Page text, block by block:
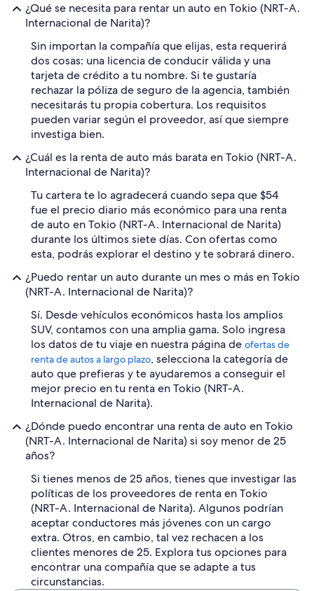
¿Qué se necesita para rentar un auto en Tokio (NRT-A.
Internacional de Narita)?
Sin importan la compañía que elijas, esta requerirá
dos cosas: una licencia de conducir válida y una
tarjeta de crédito a tu nombre. Si te gustaría
rechazar la póliza de seguro de la agencia, también
necesitarás tu propia cobertura. Los requisitos
pueden variar según el proveedor, así que siempre
investiga bien.
¿Cuál es la renta de auto más barata en Tokio (NRT-A.
Internacional de Narita)?
Tu cartera te lo agradecerá cuando sepa que $54
fue el precio diario más económico para una renta
de auto en Tokio (NRT-A. Internacional de Narita)
durante los últimos siete días. Con ofertas como
esta, podrás explorar el destino y te sobrará dinero.
¿Puedo rentar un auto durante un mes o más en Tokio
(NRT-A. Internacional de Narita)?
Sí. Desde vehículos económicos hasta los amplios
SUV, contamos con una amplia gama. Solo ingresa
los datos de tu viaje en nuestra página de ofertas de
renta de autos a largo plazo, selecciona la categoría de
auto que prefieras y te ayudaremos a conseguir el
mejor precio en tu renta en Tokio (NRT-A.
Internacional de Narita).
¿Dónde puedo encontrar una renta de auto en Tokio
(NRT-A. Internacional de Narita) si soy menor de 25
años?
Si tienes menos de 25 años, tienes que investigar las
políticas de los proveedores de renta en Tokio
(NRT-A. Internacional de Narita). Algunos podrían
aceptar conductores más jóvenes con un cargo
extra. Otros, en cambio, tal vez rechacen a los
clientes menores de 25. Explora tus opciones para
encontrar una compañía que se adapte a tus
circunstancias.